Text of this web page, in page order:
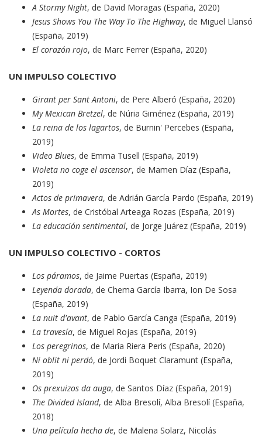
A Stormy Night, de David Moragas (España, 2020)
Jesus Shows You The Way To The Highway, de Miguel Llansó
(España, 2019)
El corazón rojo, de Marc Ferrer (España, 2020)
UN IMPULSO COLECTIVO
Girant per Sant Antoni, de Pere Alberó (España, 2020)
My Mexican Bretzel, de Núria Giménez (España, 2019)
La reina de los lagartos, de Burnin' Percebes (España,
2019)
Video Blues, de Emma Tusell (España, 2019)
Violeta no coge el ascensor, de Mamen Díaz (España,
2019)
Actos de primavera, de Adrián García Pardo (España, 2019)
As Mortes, de Cristóbal Arteaga Rozas (España, 2019)
La educación sentimental, de Jorge Juárez (España, 2019)
UN IMPULSO COLECTIVO - CORTOS
Los páramos, de Jaime Puertas (España, 2019)
Leyenda dorada, de Chema García Ibarra, Ion De Sosa
(España, 2019)
La nuit d'avant, de Pablo García Canga (España, 2019)
La travesía, de Miguel Rojas (España, 2019)
Los peregrinos, de Maria Riera Peris (España, 2020)
Ni oblit ni perdó, de Jordi Boquet Claramunt (España,
2019)
Os prexuizos da auga, de Santos Díaz (España, 2019)
The Divided Island, de Alba Bresolí, Alba Bresolí (España,
2018)
Una película hecha de, de Malena Solarz, Nicolás